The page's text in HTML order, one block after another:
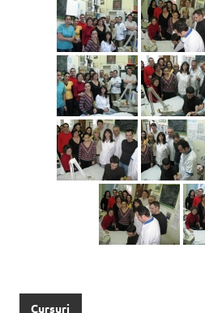
Cursuri